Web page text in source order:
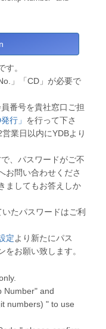
す。
」「CD」が必要で
番号を貴社窓口ご担
行」 を行って下さ
業日以内にYDBより
、パスワードがご不
お問い合わせくださ
ましてもお答えしか
たパスワードはご利
定より新たにパス
をお願い致します。
Number" and
numbers) " to use